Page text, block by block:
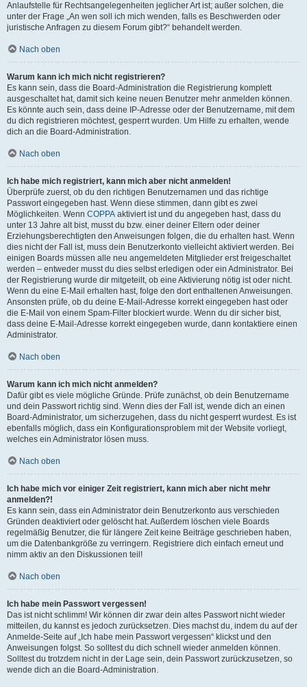
Anlaufstelle für Rechtsangelegenheiten jeglicher Art ist; außer solchen, die
unter der Frage „An wen soll ich mich wenden, falls es Beschwerden oder
juristische Anfragen zu diesem Forum gibt?“ behandelt werden.
Nach oben
Warum kann ich mich nicht registrieren?
Es kann sein, dass die Board-Administration die Registrierung komplett
ausgeschaltet hat, damit sich keine neuen Benutzer mehr anmelden können.
Es könnte auch sein, dass deine IP-Adresse oder der Benutzername, mit dem
du dich registrieren möchtest, gesperrt wurden. Um Hilfe zu erhalten, wende
dich an die Board-Administration.
Nach oben
Ich habe mich registriert, kann mich aber nicht anmelden!
Überprüfe zuerst, ob du den richtigen Benutzernamen und das richtige
Passwort eingegeben hast. Wenn diese stimmen, dann gibt es zwei
Möglichkeiten. Wenn COPPA aktiviert ist und du angegeben hast, dass du
unter 13 Jahre alt bist, musst du bzw. einer deiner Eltern oder deiner
Erziehungsberechtigten den Anweisungen folgen, die du erhalten hast. Wenn
dies nicht der Fall ist, muss dein Benutzerkonto vielleicht aktiviert werden. Bei
einigen Boards müssen alle neu angemeldeten Mitglieder erst freigeschaltet
werden – entweder musst du dies selbst erledigen oder ein Administrator. Bei
der Registrierung wurde dir mitgeteilt, ob eine Aktivierung nötig ist oder nicht.
Wenn du eine E-Mail erhalten hast, folge den dort enthaltenen Anweisungen.
Ansonsten prüfe, ob du deine E-Mail-Adresse korrekt eingegeben hast oder
die E-Mail von einem Spam-Filter blockiert wurde. Wenn du dir sicher bist,
dass deine E-Mail-Adresse korrekt eingegeben wurde, dann kontaktiere einen
Administrator.
Nach oben
Warum kann ich mich nicht anmelden?
Dafür gibt es viele mögliche Gründe. Prüfe zunächst, ob dein Benutzername
und dein Passwort richtig sind. Wenn dies der Fall ist, wende dich an einen
Board-Administrator, um sicherzugehen, dass du nicht gesperrt wurdest. Es ist
ebenfalls möglich, dass ein Konfigurationsproblem mit der Website vorliegt,
welches ein Administrator lösen muss.
Nach oben
Ich habe mich vor einiger Zeit registriert, kann mich aber nicht mehr
anmelden?!
Es kann sein, dass ein Administrator dein Benutzerkonto aus verschieden
Gründen deaktiviert oder gelöscht hat. Außerdem löschen viele Boards
regelmäßig Benutzer, die für längere Zeit keine Beiträge geschrieben haben,
um die Datenbankgröße zu verringern. Registriere dich einfach erneut und
nimm aktiv an den Diskussionen teil!
Nach oben
Ich habe mein Passwort vergessen!
Das ist nicht schlimm! Wir können dir zwar dein altes Passwort nicht wieder
mitteilen, du kannst es jedoch zurücksetzen. Dies machst du, indem du auf der
Anmelde-Seite auf „Ich habe mein Passwort vergessen“ klickst und den
Anweisungen folgst. So solltest du dich schnell wieder anmelden können.
Solltest du trotzdem nicht in der Lage sein, dein Passwort zurückzusetzen, so
wende dich an die Board-Administration.